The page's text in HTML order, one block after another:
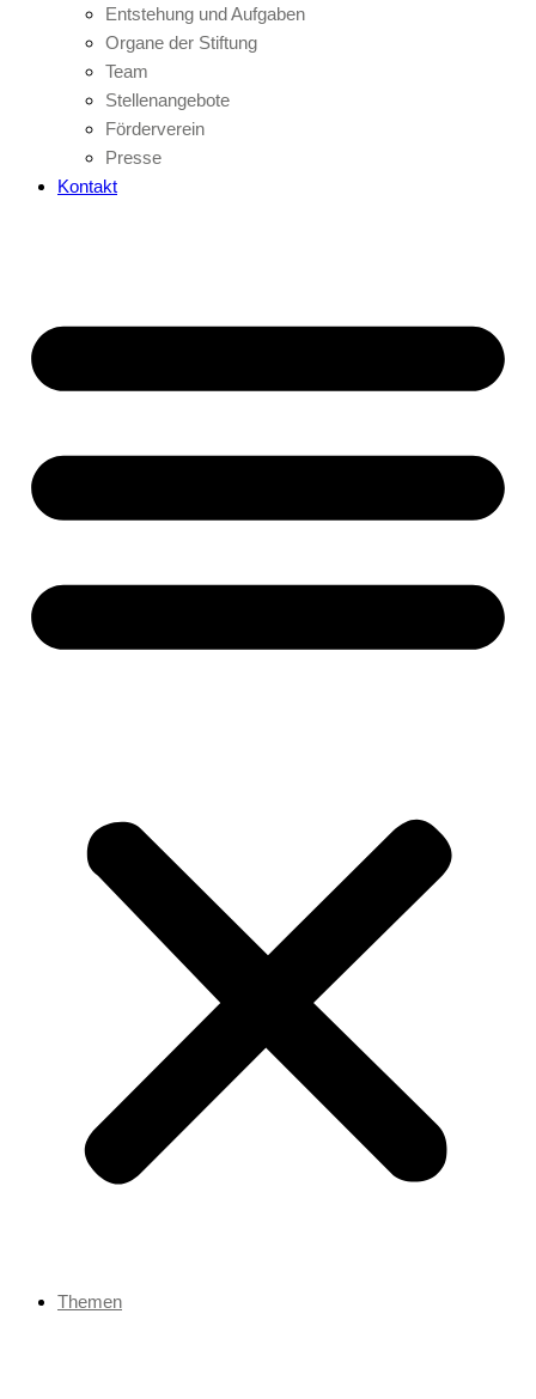
Entstehung und Aufgaben
Organe der Stiftung
Team
Stellenangebote
Förderverein
Presse
Kontakt
Themen